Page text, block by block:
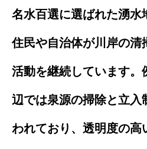
名水百選に選ばれた湧水
住民や自治体が川岸の清
活動を継続しています。
辺では泉源の掃除と立入
われており、透明度の高